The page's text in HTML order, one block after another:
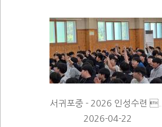
서귀포중 - 2026 인성수련 ...
2026-04-22